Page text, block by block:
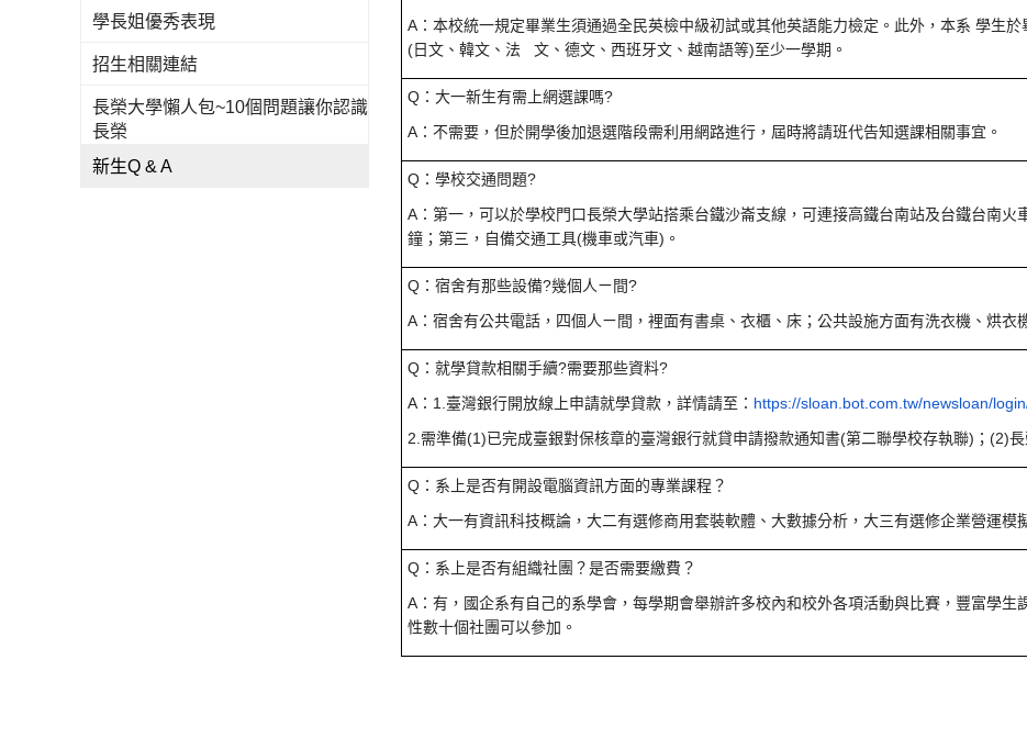
A：本校統一規定畢業生須通過全民英檢中級初試或其他英語能力檢定。此外，本系 學生
(日文、韓文、法 文、德文、西班牙文、越南語等)至少一學期。
Q：大一新生有需上網選課嗎?
A：不需要，但於開學後加退選階段需利用網路進行，屆時將請班代告知選課相關事宜。
Q：學校交通問題?
A：第一，可以於學校門口長榮大學站搭乘台鐵沙崙支線，可連接高鐵台南站及台鐵台南
鐘；第三，自備交通工具(機車或汽車)。
Q：宿舍有那些設備?幾個人ㄧ間?
A：宿舍有公共電話，四個人ㄧ間，裡面有書桌、衣櫃、床；公共設施方面有洗衣機、烘衣
Q：就學貸款相關手續?需要那些資料?
A：1.臺灣銀行開放線上申請就學貸款，詳情請至： https://sloan.bot.com.tw/newsloan/
2.需準備(1)已完成臺銀對保核章的臺灣銀行就貸申請撥款通知書(第二聯學校存執聯)；(2)
Q：系上是否有開設電腦資訊方面的專業課程？
A：大一有資訊科技概論，大二有選修商用套裝軟體、大數據分析，大三有選修企業營運模
Q：系上是否有組織社團？是否需要繳費？
A：有，國企系有自己的系學會，每學期會舉辦許多校內和校外各項活動與比賽，豐富學
性數十個社團可以參加。
學長姐優秀表現
招生相關連結
長榮大學懶人包~10個問題讓你認識
長榮
新生Q & A